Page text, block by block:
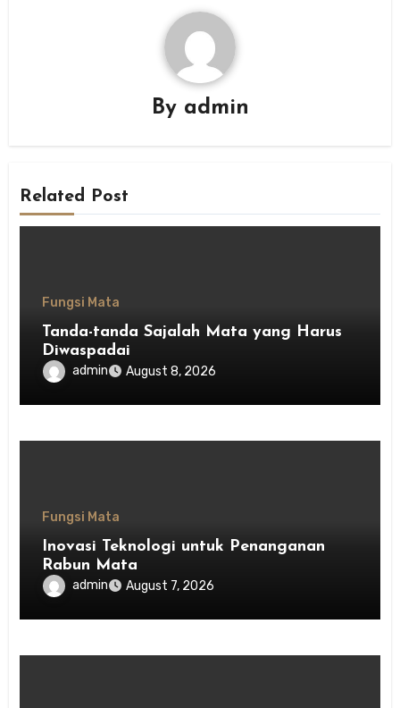
By admin
Related Post
Fungsi Mata
Tanda-tanda Sajalah Mata yang Harus
Diwaspadai
admin August 8, 2026
Fungsi Mata
Inovasi Teknologi untuk Penanganan
Rabun Mata
admin August 7, 2026